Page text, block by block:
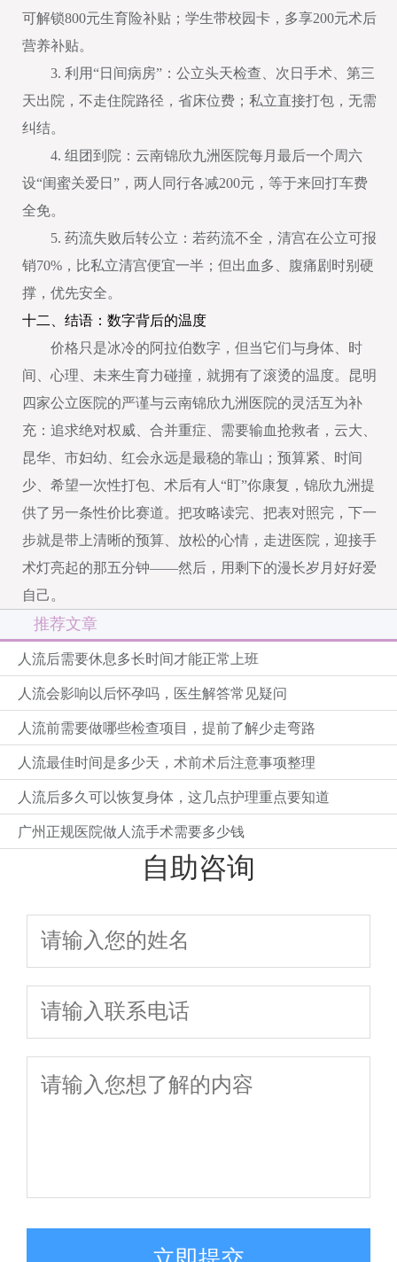
可解锁800元生育险补贴；学生带校园卡，多享200元术后
营养补贴。
3. 利用“日间病房”：公立头天检查、次日手术、第三
天出院，不走住院路径，省床位费；私立直接打包，无需
纠结。
4. 组团到院：云南锦欣九洲医院每月最后一个周六
设“闺蜜关爱日”，两人同行各减200元，等于来回打车费
全免。
5. 药流失败后转公立：若药流不全，清宫在公立可报
销70%，比私立清宫便宜一半；但出血多、腹痛剧时别硬
撑，优先安全。
十二、结语：数字背后的温度
价格只是冰冷的阿拉伯数字，但当它们与身体、时
间、心理、未来生育力碰撞，就拥有了滚烫的温度。昆明
四家公立医院的严谨与云南锦欣九洲医院的灵活互为补
充：追求绝对权威、合并重症、需要输血抢救者，云大、
昆华、市妇幼、红会永远是最稳的靠山；预算紧、时间
少、希望一次性打包、术后有人“盯”你康复，锦欣九洲提
供了另一条性价比赛道。把攻略读完、把表对照完，下一
步就是带上清晰的预算、放松的心情，走进医院，迎接手
术灯亮起的那五分钟——然后，用剩下的漫长岁月好好爱
自己。
推荐文章
人流后需要休息多长时间才能正常上班
人流会影响以后怀孕吗，医生解答常见疑问
人流前需要做哪些检查项目，提前了解少走弯路
人流最佳时间是多少天，术前术后注意事项整理
人流后多久可以恢复身体，这几点护理重点要知道
广州正规医院做人流手术需要多少钱
自助咨询